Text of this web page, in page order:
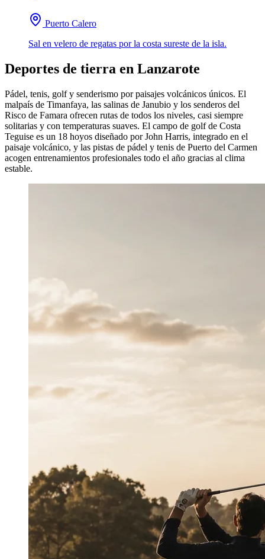
Puerto Calero
Sal en velero de regatas por la costa sureste de la isla.
Deportes de tierra en Lanzarote
Pádel, tenis, golf y senderismo por paisajes volcánicos únicos. El
malpaís de Timanfaya, las salinas de Janubio y los senderos del
Risco de Famara ofrecen rutas de todos los niveles, casi siempre
solitarias y con temperaturas suaves. El campo de golf de Costa
Teguise es un 18 hoyos diseñado por John Harris, integrado en el
paisaje volcánico, y las pistas de pádel y tenis de Puerto del Carmen
acogen entrenamientos profesionales todo el año gracias al clima
estable.